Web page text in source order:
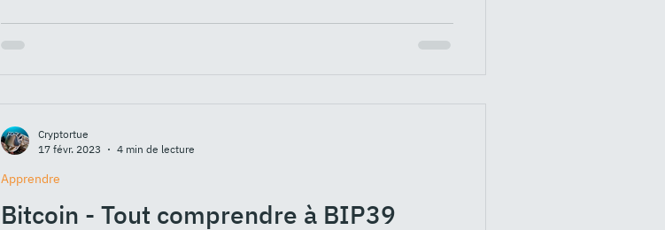
Si vous évoluez sur Facebook, Twitter, Instagram et que vous suivez
les nouvelles en rapport avec le Web3, la blockchain ou la...
Bitcoin - Tout comprendre à BIP39
Apprendre
Cryptortue
17 févr. 2023
4 min de lecture